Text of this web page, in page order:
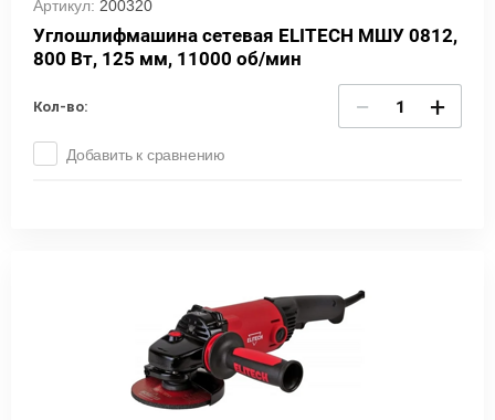
Артикул: 200320
Углошлифмашина сетевая ELITECH МШУ 0812,
800 Вт, 125 мм, 11000 об/мин
Кол-во: − +
Добавить к сравнению